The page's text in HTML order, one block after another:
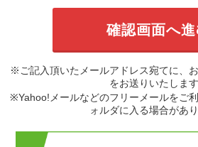
※ご記入頂いたメールアドレス宛てに、
をお送りいたします
※Yahoo!メールなどのフリーメールをご
ォルダに入る場合があり